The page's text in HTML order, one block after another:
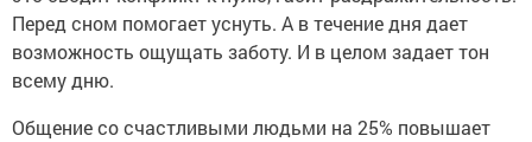
Перед сном помогает уснуть. А в течение дня дает
возможность ощущать заботу. И в целом задает тон
всему дню.
Общение со счастливыми людьми на 25% повышает